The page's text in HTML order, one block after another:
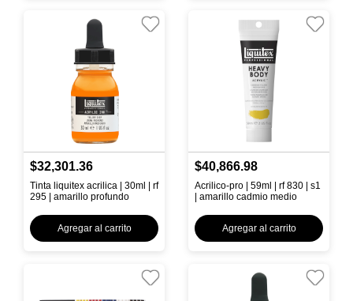
$32,301.36
Tinta liquitex acrilica | 30ml | rf
295 | amarillo profundo
Agregar al carrito
$40,866.98
Acrilico-pro | 59ml | rf 830 | s1
| amarillo cadmio medio
Agregar al carrito